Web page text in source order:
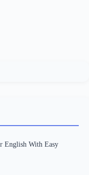
English With Easy